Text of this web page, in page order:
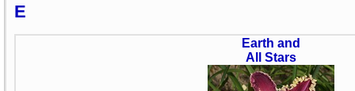
E
Earth and
All Stars